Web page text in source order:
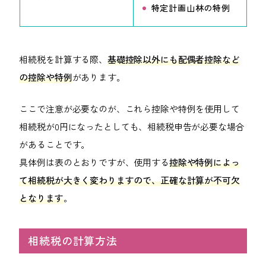
特定計画山林の特例
相続税を計算する際、 基礎控除以外にも配偶者控除など
の控除や特例があります。
ここで注意が必要なのが、これら控除や特例を使用して
相続税が0円になったとしても、相続税申告が必要な場合
があることです。
具体例は表のとおりですが、使用する控除や特例によっ
て相続税が大きく変わりますので、正確な計算が不可欠
となります。
相続税の計算方法